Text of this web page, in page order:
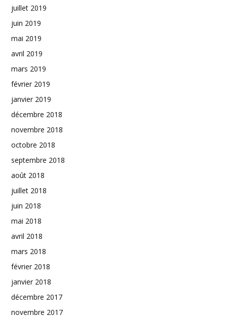
juillet 2019
juin 2019
mai 2019
avril 2019
mars 2019
février 2019
janvier 2019
décembre 2018
novembre 2018
octobre 2018
septembre 2018
août 2018
juillet 2018
juin 2018
mai 2018
avril 2018
mars 2018
février 2018
janvier 2018
décembre 2017
novembre 2017